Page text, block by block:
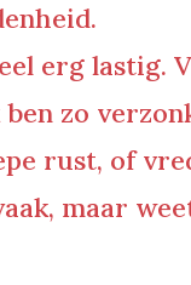
erg lastig.
zo
rust, of
maar